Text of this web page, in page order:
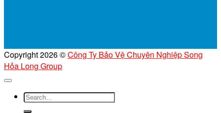
Copyright 2026 ©Công Ty Bảo Vệ Chuyên Nghiệp Song
Hỏa Long Group